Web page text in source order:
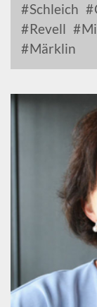
Schleich
Revell
Märklin